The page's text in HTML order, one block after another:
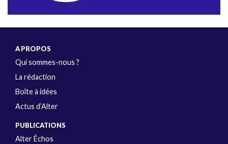
A PROPOS
Qui sommes-nous ?
La rédaction
Boîte à idées
Actus d’Alter
PUBLICATIONS
Alter Échos